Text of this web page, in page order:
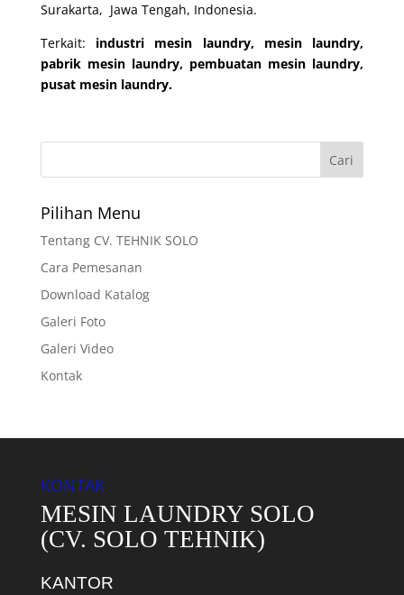
Surakarta, Jawa Tengah, Indonesia.
Terkait: industri mesin laundry, mesin laundry,
pabrik mesin laundry, pembuatan mesin laundry,
pusat mesin laundry.
Pilihan Menu
Tentang CV. TEHNIK SOLO
Cara Pemesanan
Download Katalog
Galeri Foto
Galeri Video
Kontak
KONTAK
MESIN LAUNDRY SOLO
(CV. SOLO TEHNIK)
KANTOR